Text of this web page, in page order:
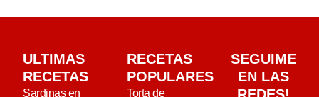
ULTIMAS
RECETAS
Sardinas en
RECETAS
POPULARES
Torta de
SEGUIME
EN LAS
REDES!